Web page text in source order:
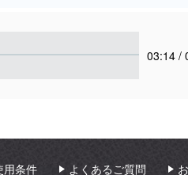
Current
03:14 /
用条件 よくあるご質問